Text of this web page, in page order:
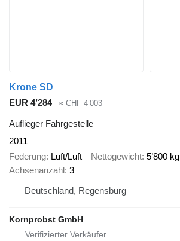
Krone SD
EUR 4’284
≈ CHF 4’003
Auflieger Fahrgestelle
2011
Federung Luft/Luft Nettogewicht 5’800 kg
Achsenanzahl 3
Deutschland, Regensburg
Kornprobst GmbH